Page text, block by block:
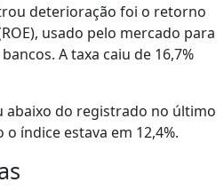
deterioração foi o retorno
usado pelo mercado para
A taxa caiu de 16,7%
abaixo do registrado no último
índice estava em 12,4%.